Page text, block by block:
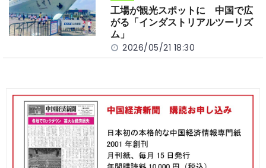
工場が観光スポットに 中国で広
がる「インダストリアルツーリズ
ム」
2026/05/21 18:30